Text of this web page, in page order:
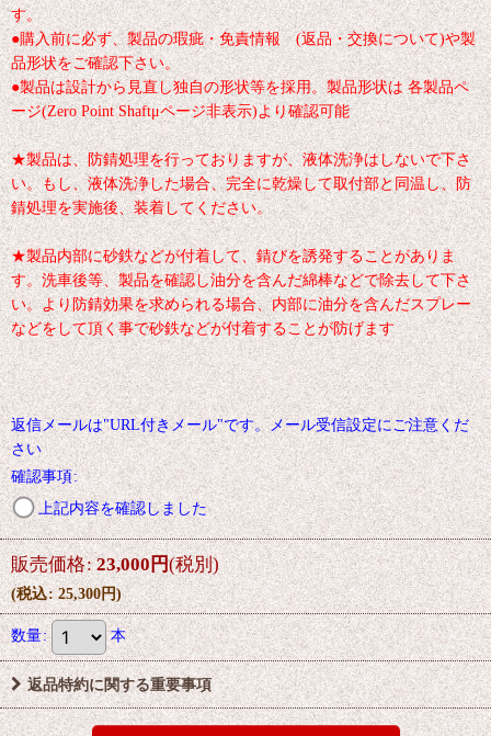
す。
●購入前に必ず、製品の瑕疵・免責情報 (返品・交換について)や製
品形状をご確認下さい。
●製品は設計から見直し独自の形状等を採用。製品形状は 各製品ペ
ージ(Zero Point Shaftμページ非表示)より確認可能
★製品は、防錆処理を行っておりますが、液体洗浄はしないで下さ
い。もし、液体洗浄した場合、完全に乾燥して取付部と同温し、防
錆処理を実施後、装着してください。
★製品内部に砂鉄などが付着して、錆びを誘発することがありま
す。洗車後等、製品を確認し油分を含んだ綿棒などで除去して下さ
い。より防錆効果を求められる場合、内部に油分を含んだスプレー
などをして頂く事で砂鉄などが付着することが防げます
返信メールは"URL付きメール"です。メール受信設定にご注意くだ
さい
確認事項:
上記内容を確認しました
販売価格: 23,000円(税別)
(税込: 25,300円)
数量: 本
返品特約に関する重要事項